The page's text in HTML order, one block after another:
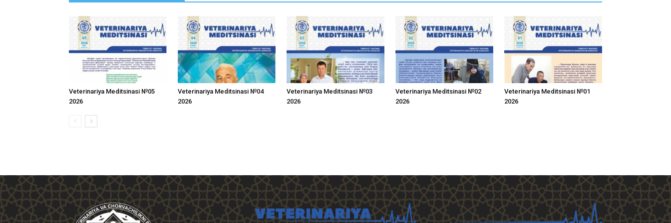
Veterinariya Meditsinasi №05
2026
Veterinariya Meditsinasi №04
2026
Veterinariya Meditsinasi №03
2026
Veterinariya Meditsinasi №02
2026
Veterinariya Meditsinasi №01
2026